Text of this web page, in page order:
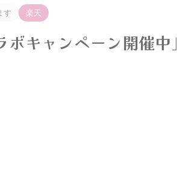
す 楽天
キャンペーン開催中」